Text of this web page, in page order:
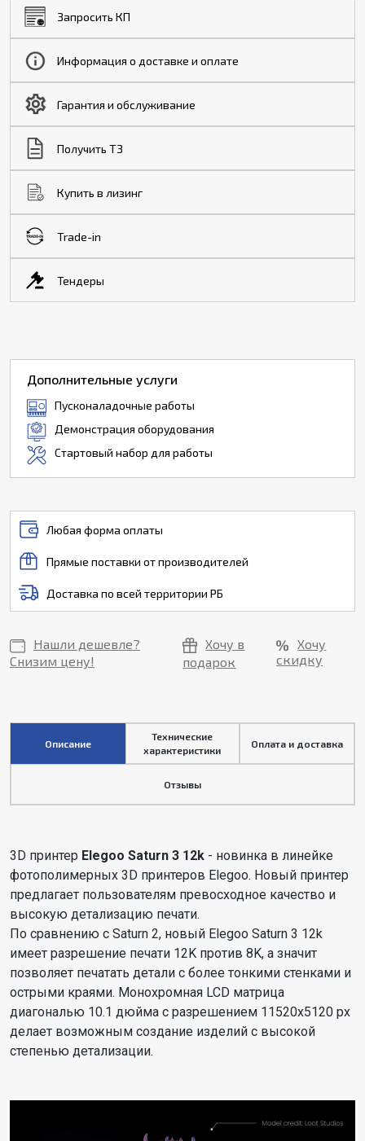
Запросить КП
Информация о доставке и оплате
Гарантия и обслуживание
Получить ТЗ
Купить в лизинг
Trade-in
Тендеры
Дополнительные услуги
Пусконаладочные работы
Демонстрация оборудования
Стартовый набор для работы
Любая форма оплаты
Прямые поставки от производителей
Доставка по всей территории РБ
Нашли дешевле?
Снизим цену!
Хочу в
подарок
Хочу
скидку
Описание
Технические
характеристики
Оплата и доставка
Отзывы
3D принтер Elegoo Saturn 3 12k - новинка в линейке
фотополимерных 3D принтеров Elegoo. Новый принтер
предлагает пользователям превосходное качество и
высокую детализацию печати.
По сравнению с Saturn 2, новый Elegoo Saturn 3 12k
имеет разрешение печати 12K против 8K, а значит
позволяет печатать детали с более тонкими стенками и
острыми краями. Монохромная LCD матрица
диагональю 10.1 дюйма с разрешением 11520х5120 px
делает возможным создание изделий с высокой
степенью детализации.